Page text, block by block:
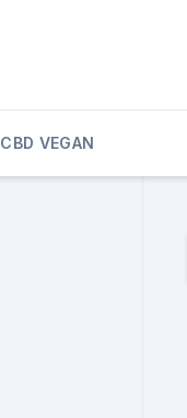
CBD VEGAN